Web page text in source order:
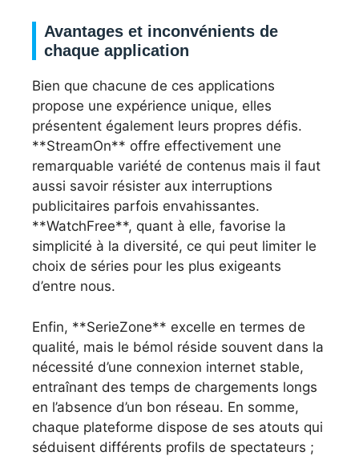
Avantages et inconvénients de
chaque application
Bien que chacune de ces applications
propose une expérience unique, elles
présentent également leurs propres défis.
**StreamOn** offre effectivement une
remarquable variété de contenus mais il faut
aussi savoir résister aux interruptions
publicitaires parfois envahissantes.
**WatchFree**, quant à elle, favorise la
simplicité à la diversité, ce qui peut limiter le
choix de séries pour les plus exigeants
d’entre nous.
Enfin, **SerieZone** excelle en termes de
qualité, mais le bémol réside souvent dans la
nécessité d’une connexion internet stable,
entraînant des temps de chargements longs
en l’absence d’un bon réseau. En somme,
chaque plateforme dispose de ses atouts qui
séduisent différents profils de spectateurs ;